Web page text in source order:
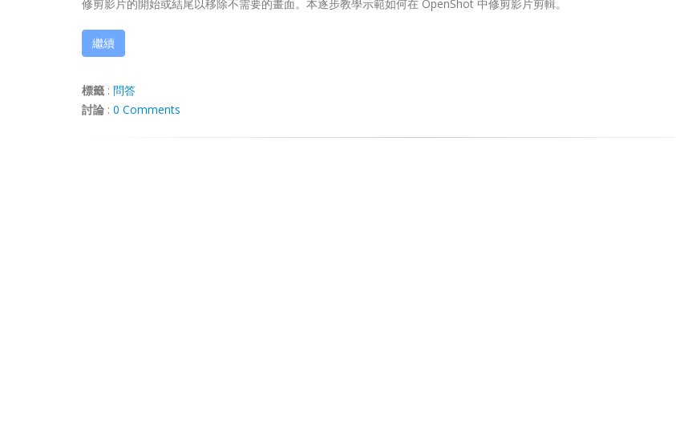
修剪影片的開始或結尾以移除不需要的畫面。本逐步教學示範如何在 OpenShot 中修剪影片剪輯。
繼續
標籤 : 問答
討論 : 0 Comments